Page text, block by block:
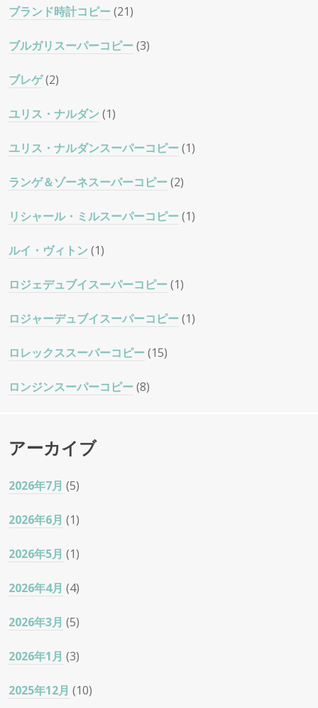
ブランド時計コピー(21)
ブルガリスーパーコピー(3)
ブレゲ(2)
ユリス・ナルダン (1)
ユリス・ナルダンスーパーコピー(1)
ランゲ＆ゾーネスーパーコピー(2)
リシャール・ミルスーパーコピー(1)
ルイ・ヴィトン (1)
ロジェデュブイスーパーコピー(1)
ロジャーデュブイスーパーコピー(1)
ロレックススーパーコピー(15)
ロンジンスーパーコピー(8)
アーカイブ
2026年7月 (5)
2026年6月 (1)
2026年5月 (1)
2026年4月 (4)
2026年3月 (5)
2026年1月 (3)
2025年12月 (10)